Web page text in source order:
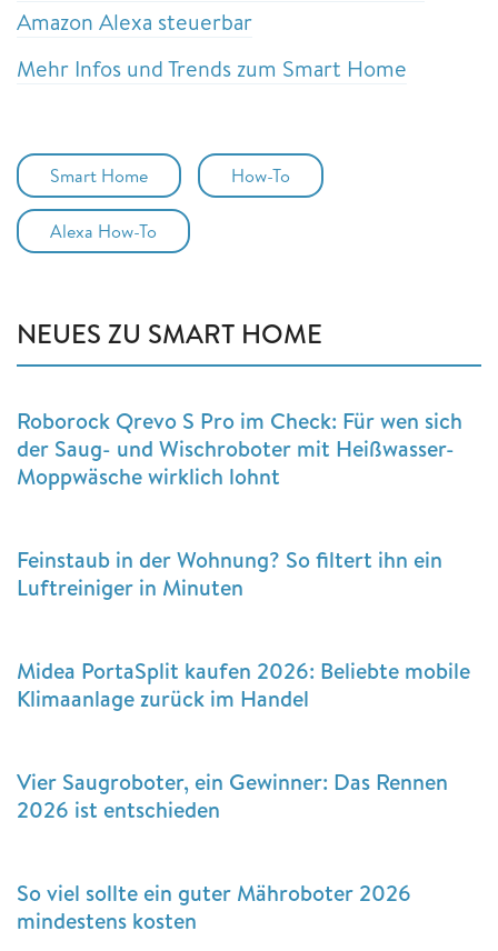
Amazon Alexa steuerbar
Mehr Infos und Trends zum Smart Home
Smart Home How-To
Alexa How-To
NEUES ZU SMART HOME
Roborock Qrevo S Pro im Check: Für wen sich
der Saug- und Wischroboter mit Heißwasser-
Moppwäsche wirklich lohnt
Feinstaub in der Wohnung? So filtert ihn ein
Luftreiniger in Minuten
Midea PortaSplit kaufen 2026: Beliebte mobile
Klimaanlage zurück im Handel
Vier Saugroboter, ein Gewinner: Das Rennen
2026 ist entschieden
So viel sollte ein guter Mähroboter 2026
mindestens kosten